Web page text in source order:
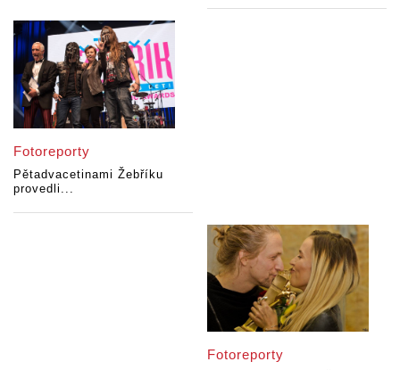
Fotoreporty
Pětadvacetinami Žebříku
provedli...
Fotoreporty